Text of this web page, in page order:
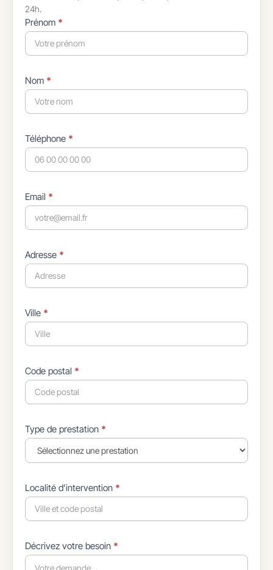
24h.
Formulaire
simple
avec
Prénom *
Nom *
Téléphone *
Email *
Adresse *
Ville *
Code postal *
Type de prestation *
Localité d’intervention *
Décrivez votre besoin *